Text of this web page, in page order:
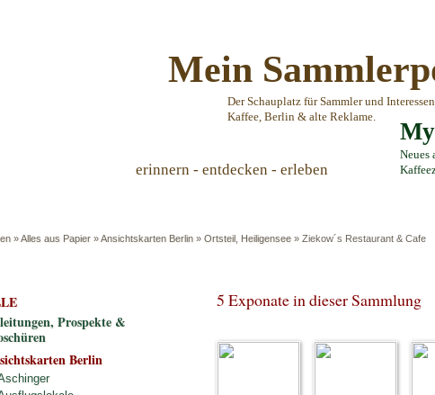
Mein
Der Schauplatz für Sammler und
Kaffee, Berlin & alte Reklame.
Neues
erinnern - entdecken - erleben
»Alles aus Papier »Ansichtskarten Berlin » Ortsteil, Heiligensee » Ziekow´s Restaurant & Cafe
5 Exponate in dieser Sammlung
Prospekte &
Berlin